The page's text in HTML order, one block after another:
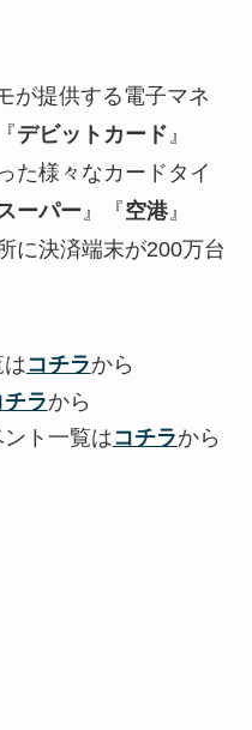
が提供する電子マネ
デビットカード 』
た様々なカードタイ
ーパー 』『空港』
に決済端末が200万台
コチラから
チラから
ト一覧はコチラから